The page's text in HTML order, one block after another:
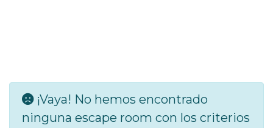
¡Vaya! No hemos encontrado
ninguna escape room con los criterios